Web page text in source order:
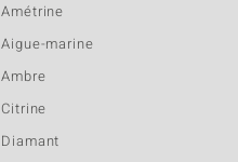
Amétrine
Aigue-marine
Ambre
Citrine
Diamant